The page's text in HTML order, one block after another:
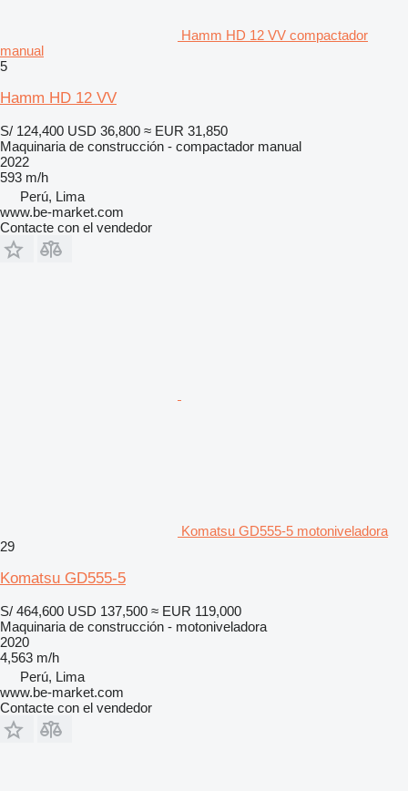
Hamm HD 12 VV compactador
manual
5
Hamm HD 12 VV
S/ 124,400 USD 36,800 ≈ EUR 31,850
Maquinaria de construcción - compactador manual
2022
593 m/h
Perú, Lima
www.be-market.com
Contacte con el vendedor
Komatsu GD555-5 motoniveladora
29
Komatsu GD555-5
S/ 464,600 USD 137,500 ≈ EUR 119,000
Maquinaria de construcción - motoniveladora
2020
4,563 m/h
Perú, Lima
www.be-market.com
Contacte con el vendedor